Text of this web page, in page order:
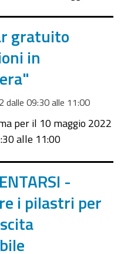
gratuito
in
dalle 09:30alle 11:00
per il 10 maggio 2022
alle 11:00
-
i pilastri per